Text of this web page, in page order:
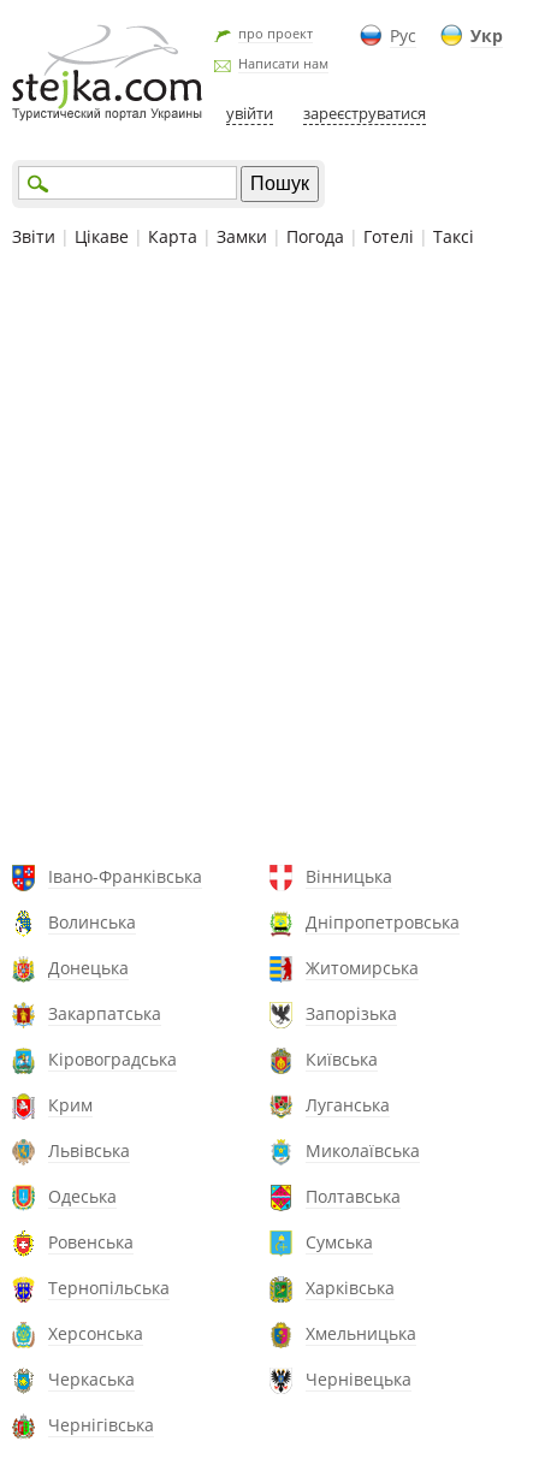
Рус Укр
про проект
Написати нам
увійти зареєструватися
Звіти | Цікаве | Карта | Замки | Погода | Готелі | Таксі
Івано-Франківська
Вінницька
Волинська
Дніпропетровська
Донецька
Житомирська
Закарпатська
Запорізька
Кіровоградська
Київська
Крим
Луганська
Львівська
Миколаївська
Одеська
Полтавська
Ровенська
Сумська
Тернопільська
Харківська
Херсонська
Хмельницька
Черкаська
Чернівецька
Чернігівська